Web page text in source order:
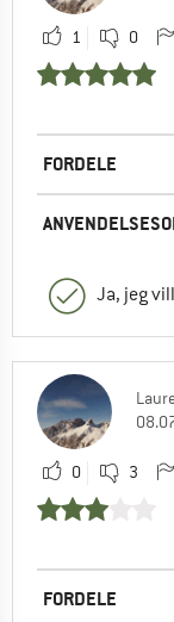
1 0
FORDELE
Ja, jeg
0 3
FORDELE